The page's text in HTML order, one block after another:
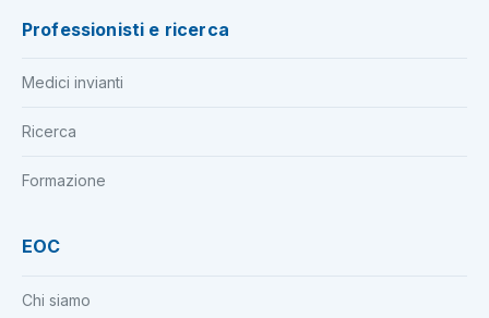
Professionisti e ricerca
Medici invianti
Ricerca
Formazione
EOC
Chi siamo